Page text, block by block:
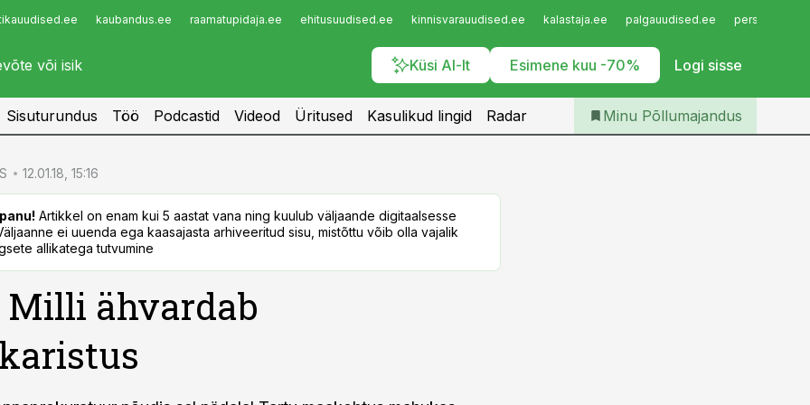
kaubandus.ee raamatupidaja.ee ehitusuudised.ee kinnisvarauudised.ee kalastaja.ee palgauudised.ee
Küsi AI-lt Esimene kuu -70% Logi sisse
Infopank
Iseteenindus
Telli Põllumajandus
Sisuturundus Töö Podcastid Videod Üritused Kasulikud lingid Radar Minu Põllumajandus
12.01.18, 15:16
Artikkel on enam kui 5 aastat vana ning kuulub väljaande digitaalsesse
ei uuenda ega kaasajasta arhiveeritud sisu, mistõttu võib olla vajalik
allikatega tutvumine
ähvardab